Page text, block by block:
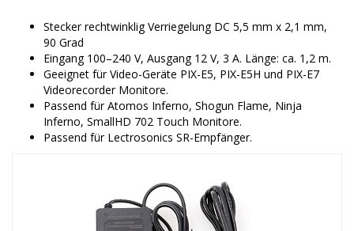
Stecker rechtwinklig Verriegelung DC 5,5 mm x 2,1 mm,
90 Grad
Eingang 100–240 V, Ausgang 12 V, 3 A. Länge: ca. 1,2 m.
Geeignet für Video-Geräte PIX-E5, PIX-E5H und PIX-E7
Videorecorder Monitore.
Passend für Atomos Inferno, Shogun Flame, Ninja
Inferno, SmallHD 702 Touch Monitore.
Passend für Lectrosonics SR-Empfänger.